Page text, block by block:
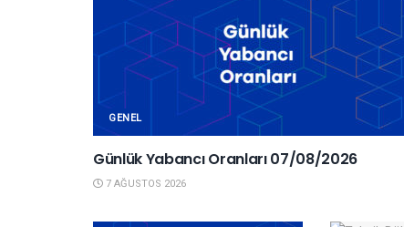
GENEL
Günlük Yabancı Oranları 07/08/2026
7 AĞUSTOS 2026